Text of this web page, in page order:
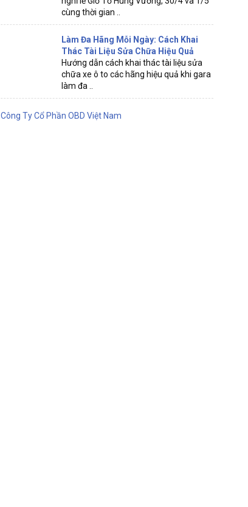
cùng thời gian ..
Làm Đa Hãng Mỗi Ngày: Cách Khai
Thác Tài Liệu Sửa Chữa Hiệu Quả
Hướng dẫn cách khai thác tài liệu sửa
chữa xe ô to các hãng hiệu quả khi gara
làm đa ..
Công Ty Cổ Phần OBD Việt Nam